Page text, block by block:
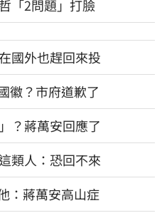
「2問題」打臉
國外也趕回來投
徽？市府道歉了
？蔣萬安回應了
類人：恐回不來
：蔣萬安高山症